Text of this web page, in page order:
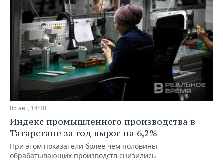
05 авг, 14:30
Индекс промышленного производства в
Татарстане за год вырос на 6,2%
При этом показатели более чем половины
обрабатывающих производств снизились